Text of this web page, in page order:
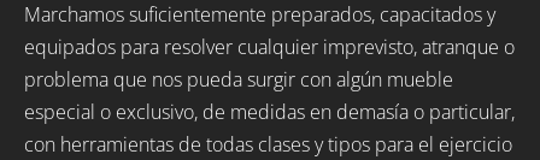
Marchamos suficientemente preparados, capacitados y
equipados para resolver cualquier imprevisto, atranque o
problema que nos pueda surgir con algún mueble
especial o exclusivo, de medidas en demasía o particular,
con herramientas de todas clases y tipos para el ejercicio